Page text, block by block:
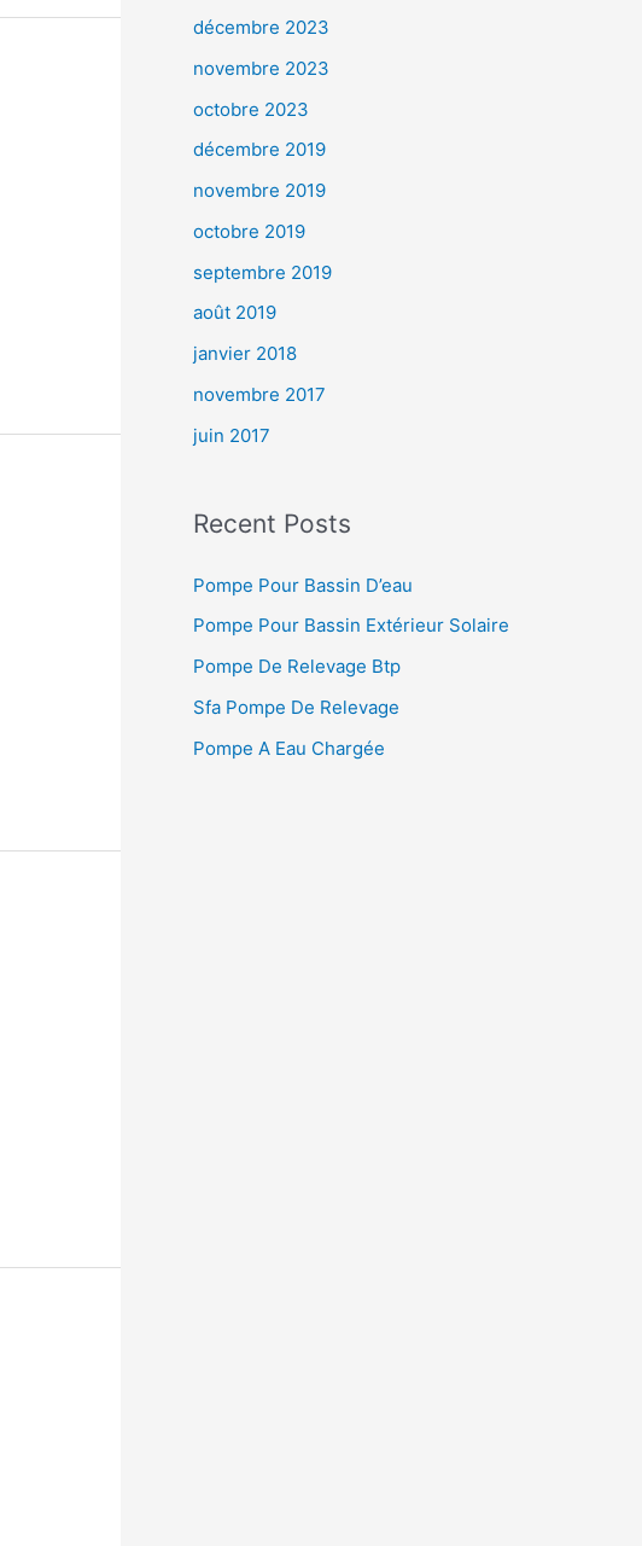
décembre 2023
novembre 2023
octobre 2023
décembre 2019
novembre 2019
octobre 2019
septembre 2019
août 2019
janvier 2018
novembre 2017
juin 2017
Recent Posts
Pompe Pour Bassin D’eau
Pompe Pour Bassin Extérieur Solaire
Pompe De Relevage Btp
Sfa Pompe De Relevage
Pompe A Eau Chargée